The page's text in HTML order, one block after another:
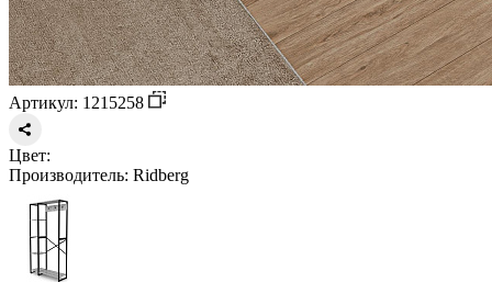
Артикул: 1215258
Цвет:
Производитель: Ridberg